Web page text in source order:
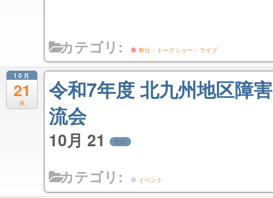
カテゴリ: 舞台・トークショー・ライブ
10月
21
火
令和7年度 北九州地区障
流会
10月 21 全日
カテゴリ: イベント